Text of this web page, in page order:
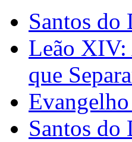
Santos do
Leão XIV:
que
Santos do